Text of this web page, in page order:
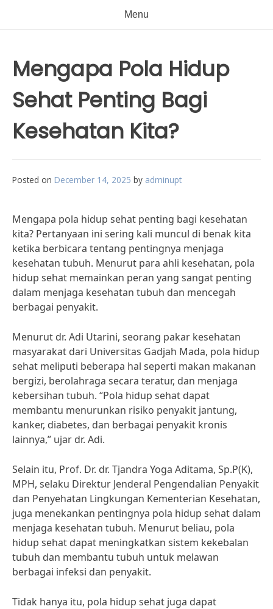
Menu
Mengapa Pola Hidup
Sehat Penting Bagi
Kesehatan Kita?
Posted on December 14, 2025 by adminupt
Mengapa pola hidup sehat penting bagi kesehatan
kita? Pertanyaan ini sering kali muncul di benak kita
ketika berbicara tentang pentingnya menjaga
kesehatan tubuh. Menurut para ahli kesehatan, pola
hidup sehat memainkan peran yang sangat penting
dalam menjaga kesehatan tubuh dan mencegah
berbagai penyakit.
Menurut dr. Adi Utarini, seorang pakar kesehatan
masyarakat dari Universitas Gadjah Mada, pola hidup
sehat meliputi beberapa hal seperti makan makanan
bergizi, berolahraga secara teratur, dan menjaga
kebersihan tubuh. “Pola hidup sehat dapat
membantu menurunkan risiko penyakit jantung,
kanker, diabetes, dan berbagai penyakit kronis
lainnya,” ujar dr. Adi.
Selain itu, Prof. Dr. dr. Tjandra Yoga Aditama, Sp.P(K),
MPH, selaku Direktur Jenderal Pengendalian Penyakit
dan Penyehatan Lingkungan Kementerian Kesehatan,
juga menekankan pentingnya pola hidup sehat dalam
menjaga kesehatan tubuh. Menurut beliau, pola
hidup sehat dapat meningkatkan sistem kekebalan
tubuh dan membantu tubuh untuk melawan
berbagai infeksi dan penyakit.
Tidak hanya itu, pola hidup sehat juga dapat